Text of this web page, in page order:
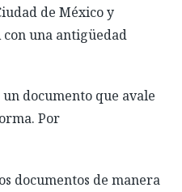
de México y
con una antigüedad
documento que avale
. Por
documentos de manera